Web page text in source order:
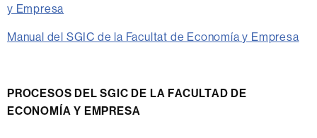
y Empresa
Manual del SGIC de la Facultat de Economía y Empresa
PROCESOS DEL SGIC DE LA FACULTAD DE
ECONOMÍA Y EMPRESA